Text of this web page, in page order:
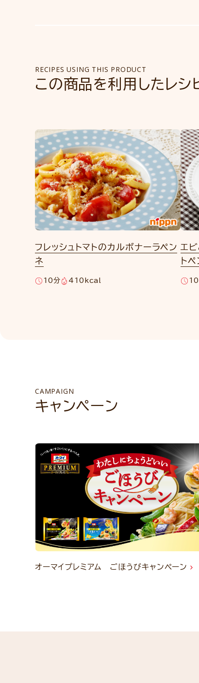
RECIPES USING THIS PRODUCT
この商品を利用したレシ
フレッシュトマトのカルボナーラペン
ネ
10分 410kcal
エ
ト
CAMPAIGN
キャンペーン
オーマイプレミアム ごほうびキャンペーン